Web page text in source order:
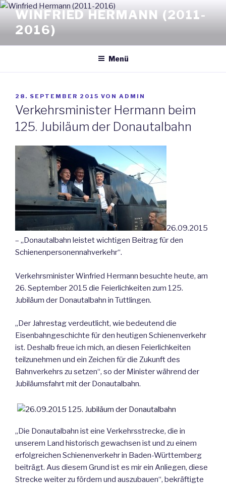
Zum
Inhalt
springen
WINFRIED HERMANN (2011-
2016)
Menü
VERÖFFENTLICHT
AM
28. SEPTEMBER 2015 VON ADMIN
Verkehrsminister Hermann beim
125. Jubiläum der Donautalbahn
26.09.2015
– „Donautalbahn leistet wichtigen Beitrag für den
Schienenpersonennahverkehr“.
Verkehrsminister Winfried Hermann besuchte heute, am
26. September 2015 die Feierlichkeiten zum 125.
Jubiläum der Donautalbahn in Tuttlingen.
„Der Jahrestag verdeutlicht, wie bedeutend die
Eisenbahngeschichte für den heutigen Schienenverkehr
ist. Deshalb freue ich mich, an diesen Feierlichkeiten
teilzunehmen und ein Zeichen für die Zukunft des
Bahnverkehrs zu setzen“, so der Minister während der
Jubiläumsfahrt mit der Donautalbahn.
„Die Donautalbahn ist eine Verkehrsstrecke, die in
unserem Land historisch gewachsen ist und zu einem
erfolgreichen Schienenverkehr in Baden-Württemberg
beiträgt. Aus diesem Grund ist es mir ein Anliegen, diese
Strecke weiter zu fördern und auszubauen“, bekräftigte